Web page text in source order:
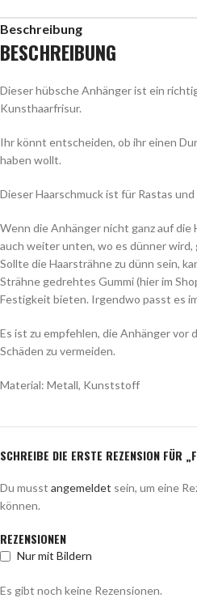
Beschreibung
BESCHREIBUNG
Dieser hübsche Anhänger ist ein
Kunsthaarfrisur.
Ihr könnt entscheiden, ob ihr einen
haben wollt.
Dieser Haarschmuck ist für Rastas
Wenn die Anhänger nicht ganz auf die
auch weiter unten, wo es dünner wird,
Sollte die Haarsträhne zu dünn sein,
Strähne gedrehtes Gummi (hier im
Festigkeit bieten. Irgendwo passt es
Es ist zu empfehlen, die Anhänger vor
Schäden zu vermeiden.
Material: Metall, Kunststoff
REZENSIONEN
Nur mit Bildern
Es gibt noch keine Rezensionen.
SCHREIBE DIE ERSTE REZENSION FÜR
Du musst angemeldet sein, um eine
können.